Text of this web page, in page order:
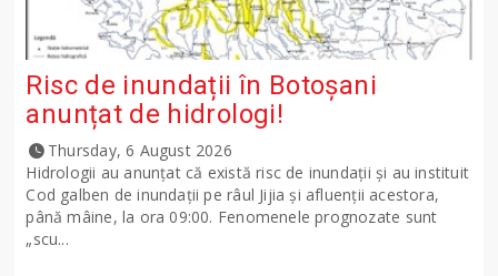
Risc de inundații în Botoșani
anunțat de hidrologi!
Thursday, 6 August 2026
Hidrologii au anunțat că există risc de inundații și au instituit
Cod galben de inundații pe râul Jijia și afluenții acestora,
până mâine, la ora 09:00. Fenomenele prognozate sunt
„scu...